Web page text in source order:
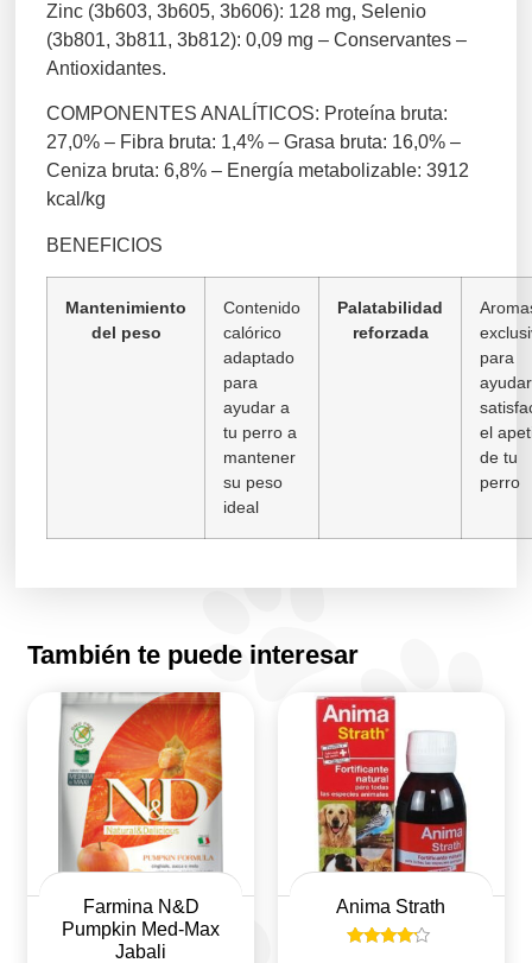
Zinc (3b603, 3b605, 3b606): 128 mg, Selenio
(3b801, 3b811, 3b812): 0,09 mg – Conservantes –
Antioxidantes.
COMPONENTES ANALÍTICOS: Proteína bruta:
27,0% – Fibra bruta: 1,4% – Grasa bruta: 16,0% –
Ceniza bruta: 6,8% – Energía metabolizable: 3912
kcal/kg
BENEFICIOS
Mantenimiento
del peso
Contenido
calórico
adaptado
para
ayudar a
tu perro a
mantener
su peso
ideal
Palatabilidad
reforzada
para
el
de tu
perro
También te puede interesar
Farmina N&D
Pumpkin Med-Max
Jabali
Anima Strath